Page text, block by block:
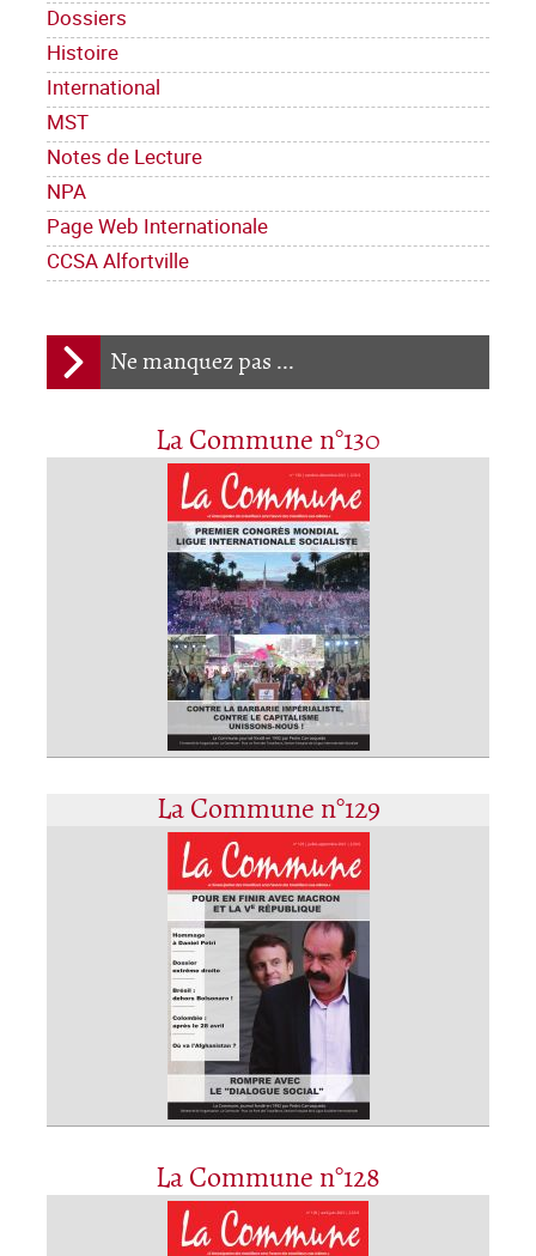
Dossiers
Histoire
International
MST
Notes de Lecture
NPA
Page Web Internationale
CCSA Alfortville
Ne manquez pas ...
La Commune n°130
La Commune n°129
La Commune n°128